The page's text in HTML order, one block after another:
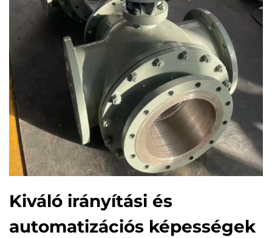
Kiváló irányítási és
automatizációs képességek